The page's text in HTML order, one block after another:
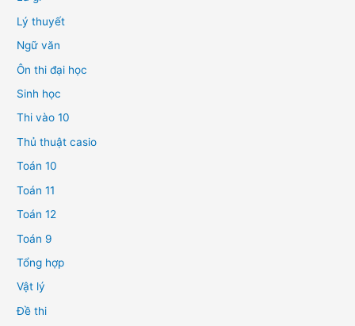
Lý thuyết
Ngữ văn
Ôn thi đại học
Sinh học
Thi vào 10
Thủ thuật casio
Toán 10
Toán 11
Toán 12
Toán 9
Tổng hợp
Vật lý
Đề thi